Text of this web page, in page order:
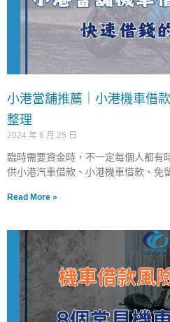
小港當舖推薦｜小港機車借
整理
2024 年 6 月 25 日
臨時需要資金時，不一定每個人都有
供小港汽車借款、小港機車借款、免
Read More »